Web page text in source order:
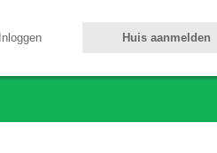
Inloggen Huis aanmelden